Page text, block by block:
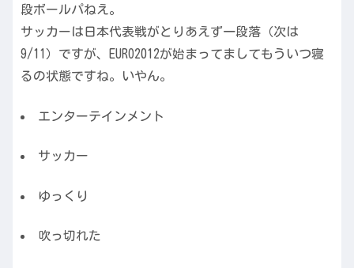
段ボールパねえ。
サッカーは日本代表戦がとりあえず一段落（次は
9/11）ですが、EURO2012が始まってましてもういつ寝
るの状態ですね。いやん。
エンターテインメント
サッカー
ゆっくり
吹っ切れた